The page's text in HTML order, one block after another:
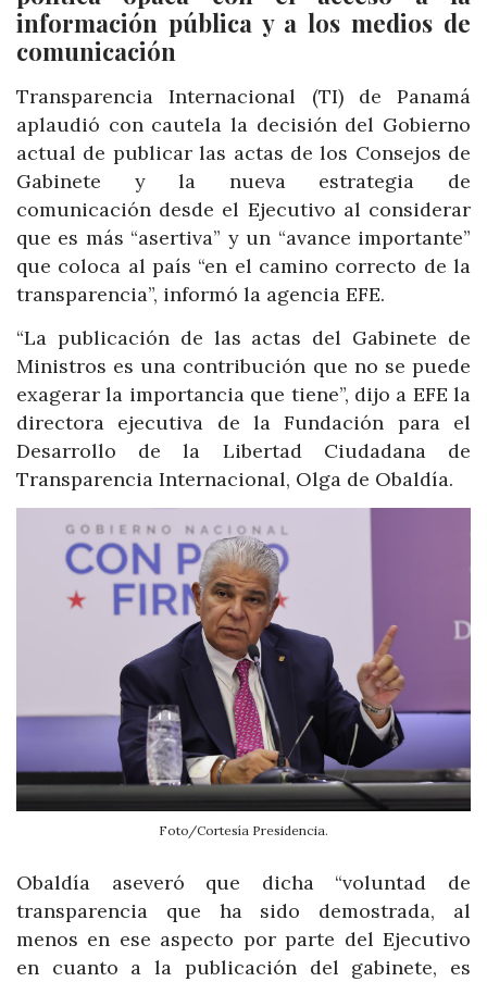
información pública y a los medios de
comunicación
Transparencia Internacional (TI) de Panamá
aplaudió con cautela la decisión del Gobierno
actual de publicar las actas de los Consejos de
Gabinete y la nueva estrategia de
comunicación desde el Ejecutivo al considerar
que es más “asertiva” y un “avance importante”
que coloca al país “en el camino correcto de la
transparencia”, informó la agencia EFE.
“La publicación de las actas del Gabinete de
Ministros es una contribución que no se puede
exagerar la importancia que tiene”, dijo a EFE la
directora ejecutiva de la Fundación para el
Desarrollo de la Libertad Ciudadana de
Transparencia Internacional, Olga de Obaldía.
Foto/Cortesía Presidencia.
Obaldía aseveró que dicha “voluntad de
transparencia que ha sido demostrada, al
menos en ese aspecto por parte del Ejecutivo
en cuanto a la publicación del gabinete, es